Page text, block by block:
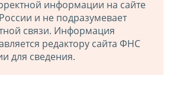
информации на сайте
и не подразумевает
связи. Информация
редактору сайта ФНС
для сведения.